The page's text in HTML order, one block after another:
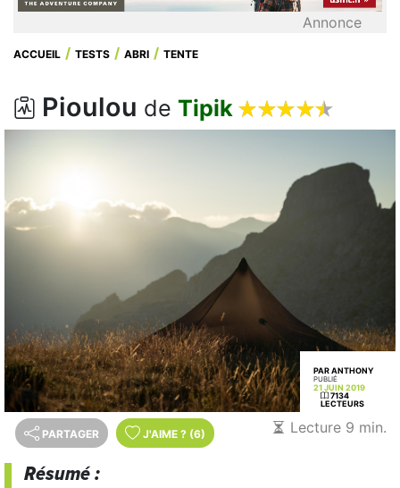
Annonce
ACCUEIL TESTS ABRI TENTE
Pioulou de Tipik 

PAR ANTHONY
PUBLIÉ
21 JUIN 2019
7134
LECTEURS
PARTAGER J'AIME ? (6) Lecture 9 min.
Résumé :